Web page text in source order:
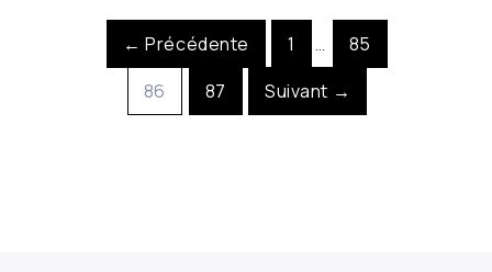
← Précédente 1 …
85
86
87 Suivant →